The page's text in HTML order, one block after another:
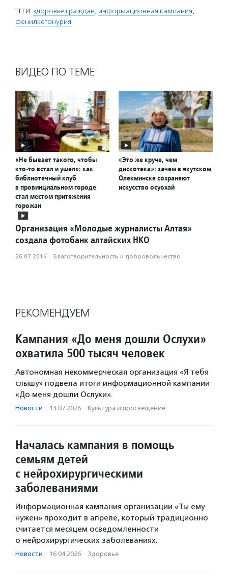
ТЕГИ: здоровье граждан, информационная кампания,
фенилкетонурия
ВИДЕО ПО ТЕМЕ
«Не бывает такого, чтобы
кто-то встал и ушел»: как
библиотечный клуб
в провинциальном городе
стал местом притяжения
горожан
«Это же круче, чем
дискотека»: зачем в якутском
Олекминске сохраняют
искусство осуохай
Организация «Молодые журналисты Алтая»
создала фотобанк алтайских НКО
26.07.2016 · Благотвори­тель­ность и доброволь­чест­во
РЕКОМЕНДУЕМ
Кампания «До меня дошли Ослухи»
охватила 500 тысяч человек
Автономная некоммерческая организация «Я тебя
слышу» подвела итоги информационной кампании
«До меня дошли Ослухи».
Новости · 13.07.2026 · Культура и просвещение
Началась кампания в помощь
семьям детей
с нейрохирургическими
заболеваниями
Информационная кампания организации «Ты ему
нужен» проходит в апреле, который традиционно
считается месяцем осведомленности
о нейрохирургических заболеваниях.
Новости · 16.04.2026 · Здоровье